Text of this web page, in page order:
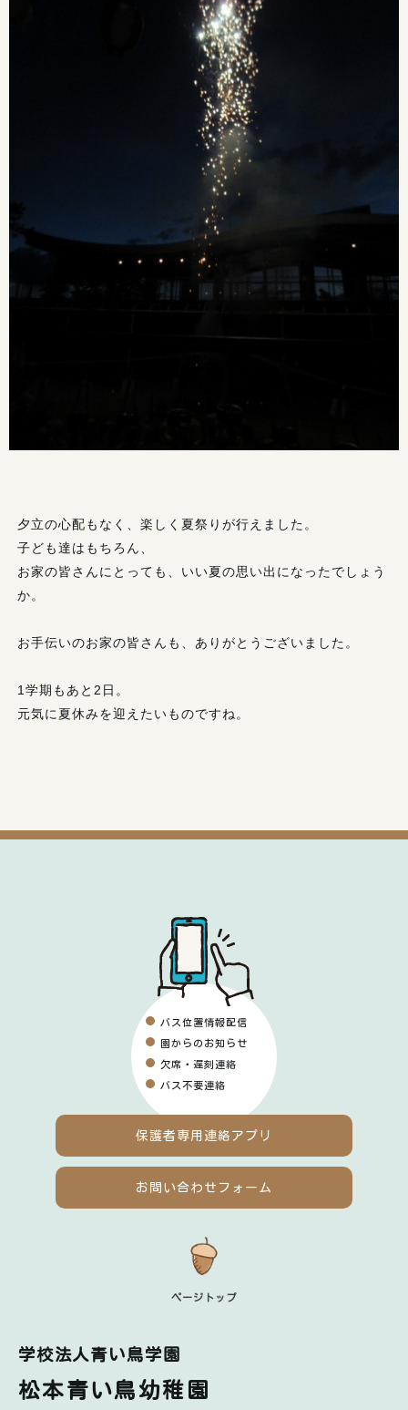
夕立の心配もなく、楽しく夏祭りが行えました。
子ども達はもちろん、
お家の皆さんにとっても、いい夏の思い出になったでしょう
か。
お手伝いのお家の皆さんも、ありがとうございました。
1学期もあと2日。
元気に夏休みを迎えたいものですね。
お問い合わせフォーム
保護者専用 連絡アプリ
バス位置情報配信
園からのお知らせ
欠席・遅刻連絡
バス不要連絡
ページトップ
学校法人青い鳥学園
松本青い鳥幼稚園